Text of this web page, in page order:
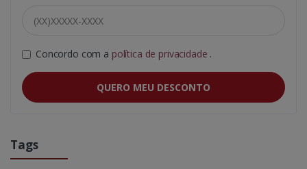
Concordo com a política de privacidade .
QUERO MEU DESCONTO
Tags